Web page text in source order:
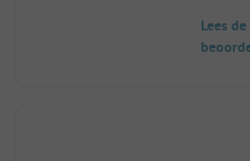
Helaas kan de grond niet echt
caravan werd door de
Lees